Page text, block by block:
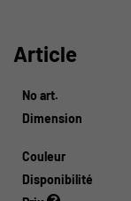
Article
No art.
Dimension
Couleur
Disponibilité